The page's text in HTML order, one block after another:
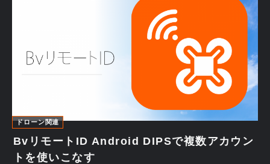
ドローン関連
BvリモートID Android DIPSで複数アカウン
トを使いこなす